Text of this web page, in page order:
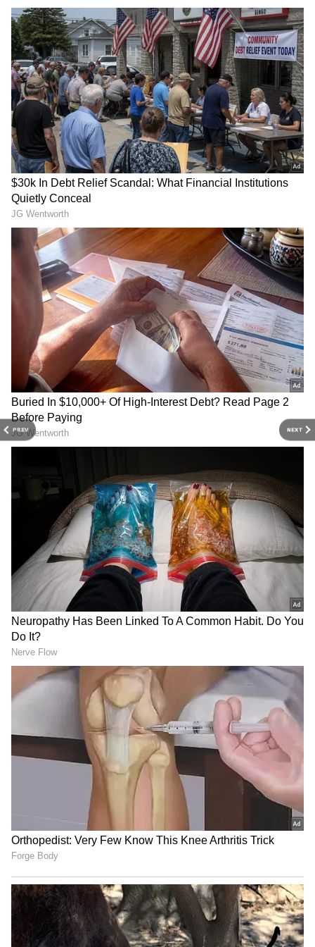
PREV NEXT
Skill Censes
ఆంధ్ర ప్రదేశ్ ప్రభుత్వం స్కిల్ సెన్సెస్ ప్రక్రియను
ప్రతిష్టాత్మకంగా తీసుకుంది. దేశంలోనే మొదటిసారిగా ఈ
ప్రయోగం చేస్తున్నారు. ఈ క్రమంలో ఈ నైపుణ్య గణనకు
సంబంధించిన విధివిధానాల రూపకల్పనపై చర్చించేందుకు
స్కిల్ డెవలప్ మెంట్ అధికారులతో మంత్రి లోకేష్
సమావేశమయ్యారు. ఇప్పటివరకు ఇందుకోసం జరిగిన
ఏర్పాట్లను మంత్రి సమీక్షించారు.
Skill Censes
ఈ సందర్భంగా నారా లోకేష్ మాట్లాడుతూ... స్కిల్ సెన్సెస్
ప్రక్రియ గురించి వివరించారు. నిర్దేశిత సిబ్బంది ఇంటింటికి
వెళ్ళి వివరాలను సేకరించడంతో పాటు ఆన్ లైన్ ద్వారా
ఇతర రాష్ట్రాల్లో, విదేశాల్లో వున్న యువత కూడా వివరాలు
అందించే ఏర్పాటు చేయనున్నట్లు తెలిపారు. ఇలా
రాష్ట్రంలోని ప్రతి ఒక్కరి వివరాలు సేకరించి వారి
నైపుణ్యాభివృద్ధికి చర్యలు తీసుకుంటామని తెలిపారు. ఇలా
యువత ఉద్యోగ, ఉపాధి అవకాశాలను పొందడం ద్వారా
వారి కుటుంబ ఆర్థిక స్థితిగతులు మెరుగుపడతాయని లోకేష్
పేర్కొన్నారు. ఇదే స్కిల్ సెన్సెస్ ముఖ్య ఉద్దేశమని అన్నారు.